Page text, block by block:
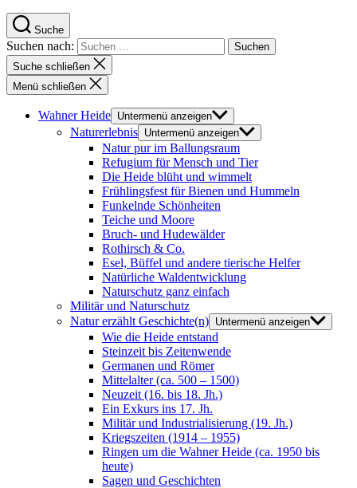
Suche
Suchen nach:
Suche schließen
Menü schließen
Wahner Heide Untermenü anzeigen
Naturerlebnis Untermenü anzeigen
Natur pur im Ballungsraum
Refugium für Mensch und Tier
Die Heide blüht und wimmelt
Frühlingsfest für Bienen und Hummeln
Funkelnde Schönheiten
Teiche und Moore
Bruch- und Hudewälder
Rothirsch & Co.
Esel, Büffel und andere tierische Helfer
Natürliche Waldentwicklung
Naturschutz ganz einfach
Militär und Naturschutz
Natur erzählt Geschichte(n) Untermenü anzeigen
Wie die Heide entstand
Steinzeit bis Zeitenwende
Germanen und Römer
Mittelalter (ca. 500 – 1500)
Neuzeit (16. bis 18. Jh.)
Ein Exkurs ins 17. Jh.
Militär und Industrialisierung (19. Jh.)
Kriegszeiten (1914 – 1955)
Ringen um die Wahner Heide (ca. 1950 bis
heute)
Sagen und Geschichten